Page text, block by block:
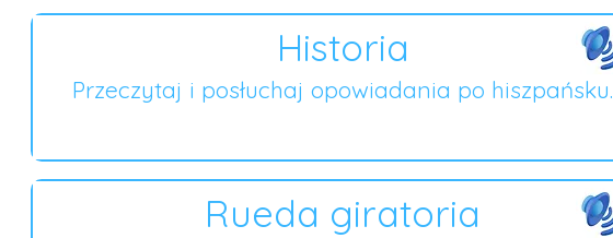
Historia
Przeczytaj i posłuchaj opowiadania po hiszpańsku.
Rueda giratoria